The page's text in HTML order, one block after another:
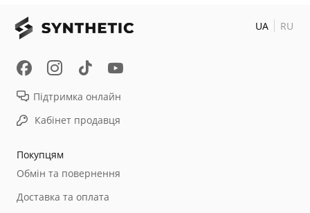
Покупцям
Обмін та повернення
Доставка та оплата
Підтримка онлайн
Кабінет продавця
UA RU